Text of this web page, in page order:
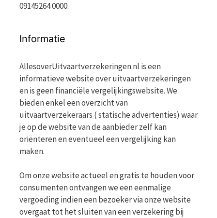
09145264 0000.
Informatie
AllesoverUitvaartverzekeringen.nl is een
informatieve website over uitvaartverzekeringen
en is geen financiële vergelijkingswebsite. We
bieden enkel een overzicht van
uitvaartverzekeraars ( statische advertenties) waar
je op de website van de aanbieder zelf kan
oriënteren en eventueel een vergelijking kan
maken.
Om onze website actueel en gratis te houden voor
consumenten ontvangen we een eenmalige
vergoeding indien een bezoeker via onze website
overgaat tot het sluiten van een verzekering bij